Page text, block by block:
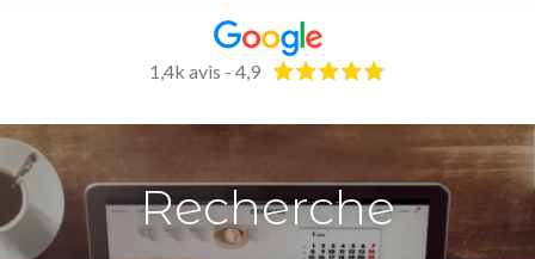
1,4k avis - 4,9
Recherche